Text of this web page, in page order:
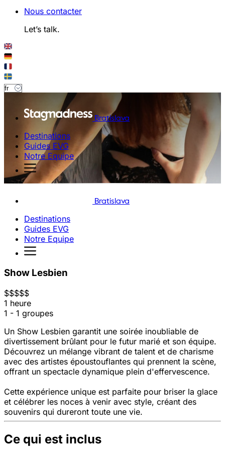
Nous contacter
Let’s talk.
Bratislava
Destinations
Guides EVG
Notre Equipe
Bratislava
Destinations
Guides EVG
Notre Equipe
Show Lesbien
$$$$$
1 heure
1 - 1 groupes
Un Show Lesbien garantit une soirée inoubliable de
divertissement brûlant pour le futur marié et son équipe.
Découvrez un mélange vibrant de talent et de charisme
avec des artistes époustouflantes qui prennent la scène,
offrant un spectacle dynamique plein d'effervescence.
Cette expérience unique est parfaite pour briser la glace
et célébrer les noces à venir avec style, créant des
souvenirs qui dureront toute une vie.
Ce qui est inclus